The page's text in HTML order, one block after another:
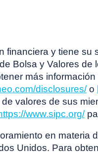
y tiene su
Bolsa y Valores de
más
disclosures/o
valores de sus
www.sipc.org/
en materia
Unidos. Para